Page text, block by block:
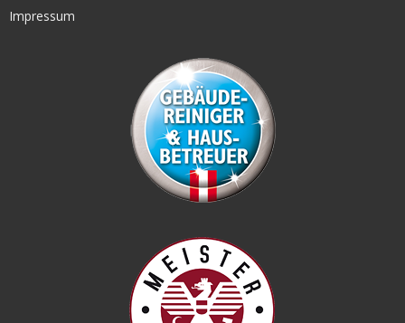
Impressum